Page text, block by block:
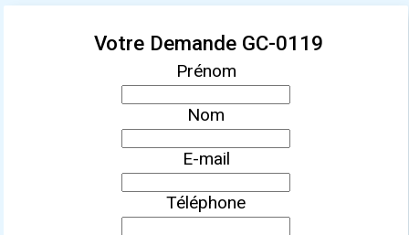
Votre Demande GC-0119
Prénom
Nom
E-mail
Téléphone